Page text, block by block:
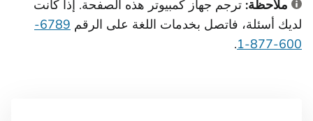
ملاحظة: ترجم جهاز كمبيوتر هذه الصفحة. إذا كانت
لديك أسئلة، فاتصل بخدمات اللغة على الرقم
6789-
600-877-1
.